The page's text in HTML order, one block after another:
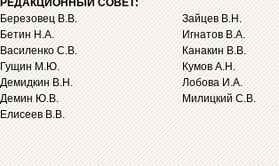
РЕДАКЦИОННЫЙ СОВЕТ:
Березовец В.В.
Бетин Н.А.
Василенко С.В.
Гущин М.Ю.
Демидкин В.Н.
Демин Ю.В.
Елисеев В.В.
Зайцев В.Н.
Игнатов В.А.
Канакин В.В.
Кумов А.Н.
Лобова И.А.
Милицкий С.В.